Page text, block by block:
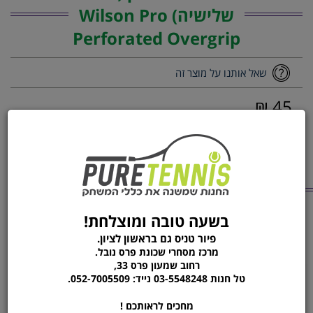
שלישיה) Wilson Pro
Perforated Overgrip
שאל אותנו על מוצר זה
45 ₪
הוסף לסל הזמן עכשיו
מוצרים נוספים
מהקטגוריה
עורית | CUSHION PRO
BLACK
בשעה טובה ומוצלחת!
פיור טניס גם בראשון לציון.
מרכז מסחרי שכונת פרס נובל.
רחוב שמעון פרס 33,
טל חנות 03-5548248 נייד: 052-7005509.
מחכים לראותכם !